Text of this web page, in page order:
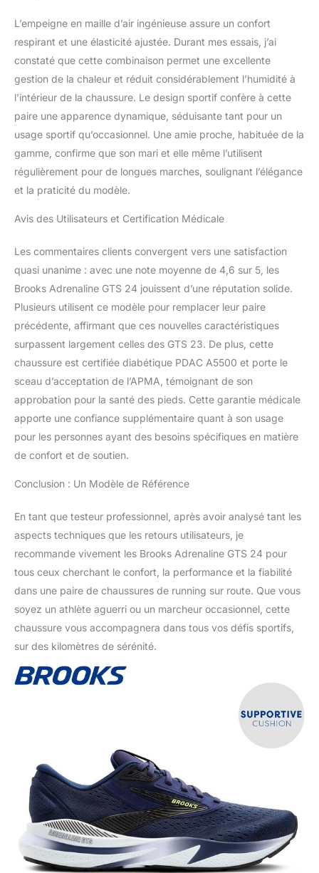
Transitions en douceur :
la semelle extérieure et la
semelle intermédiaire
favorisent des transitions
puissiez en faire plus,
confortablement.
L’empeigne en maille d’air ingénieuse assure un confort
respirant et une élasticité ajustée. Durant mes essais, j’ai
constaté que cette combinaison permet une excellente
gestion de la chaleur et réduit considérablement l’humidité à
l’intérieur de la chaussure. Le design sportif confère à cette
paire une apparence dynamique, séduisante tant pour un
usage sportif qu’occasionnel. Une amie proche, habituée de la
gamme, confirme que son mari et elle même l’utilisent
régulièrement pour de longues marches, soulignant l’élégance
et la praticité du modèle.
Avis des Utilisateurs et Certification Médicale
Les commentaires clients convergent vers une satisfaction
quasi unanime : avec une note moyenne de 4,6 sur 5, les
Brooks Adrenaline GTS 24 jouissent d’une réputation solide.
Plusieurs utilisent ce modèle pour remplacer leur paire
précédente, affirmant que ces nouvelles caractéristiques
surpassent largement celles des GTS 23. De plus, cette
chaussure est certifiée diabétique PDAC A5500 et porte le
sceau d’acceptation de l’APMA, témoignant de son
approbation pour la santé des pieds. Cette garantie médicale
apporte une confiance supplémentaire quant à son usage
pour les personnes ayant des besoins spécifiques en matière
de confort et de soutien.
Conclusion : Un Modèle de Référence
En tant que testeur professionnel, après avoir analysé tant les
aspects techniques que les retours utilisateurs, je
recommande vivement les Brooks Adrenaline GTS 24 pour
tous ceux cherchant le confort, la performance et la fiabilité
dans une paire de chaussures de running sur route. Que vous
soyez un athlète aguerri ou un marcheur occasionnel, cette
chaussure vous accompagnera dans tous vos défis sportifs,
sur des kilomètres de sérénité.